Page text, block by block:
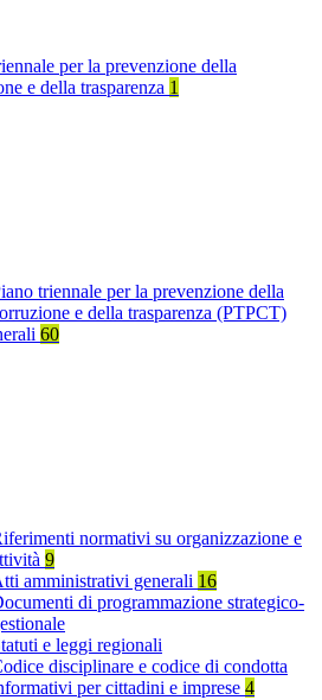
per la prevenzione della
e della trasparenza 1
triennale per la prevenzione della
e della trasparenza (PTPCT)
60
normativi su organizzazione e
9
amministrativi generali 16
di programmazione strategico-
e leggi regionali
disciplinare e codice di condotta
per cittadini e imprese 4